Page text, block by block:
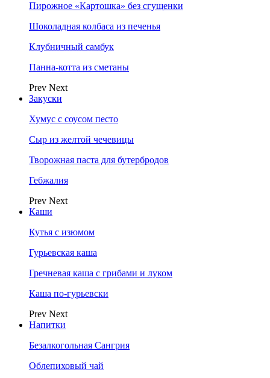
Пирожное «Картошка» без сгущенки
Шоколадная колбаса из печенья
Клубничный самбук
Панна-котта из сметаны
Prev Next
Закуски
Хумус с соусом песто
Сыр из желтой чечевицы
Творожная паста для бутербродов
Гебжалия
Prev Next
Каши
Кутья с изюмом
Гурьевская каша
Гречневая каша с грибами и луком
Каша по-гурьевски
Prev Next
Напитки
Безалкогольная Сангрия
Облепиховый чай